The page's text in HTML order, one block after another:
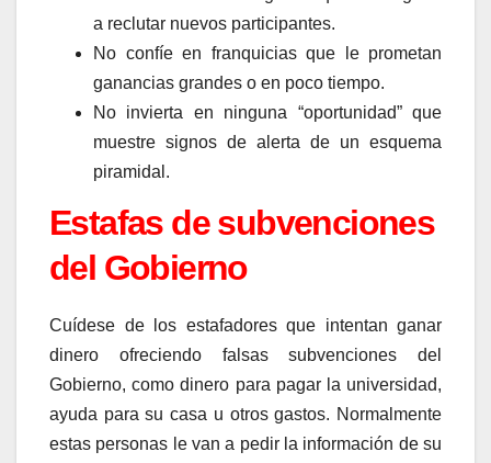
a reclutar nuevos participantes.
No confíe en franquicias que le prometan
ganancias grandes o en poco tiempo.
No invierta en ninguna “oportunidad” que
muestre signos de alerta de un esquema
piramidal.
Estafas de subvenciones
del Gobierno
Cuídese de los estafadores que intentan ganar
dinero ofreciendo falsas subvenciones del
Gobierno, como dinero para pagar la universidad,
ayuda para su casa u otros gastos. Normalmente
estas personas le van a pedir la información de su